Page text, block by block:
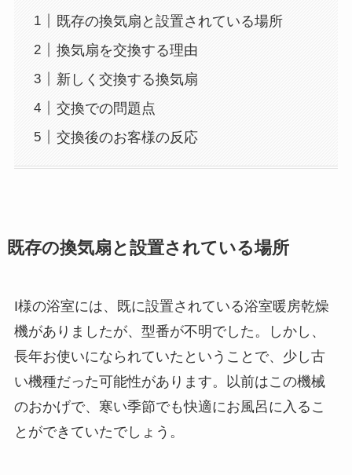
既存の換気扇と設置されている場所
換気扇を交換する理由
新しく交換する換気扇
交換での問題点
交換後のお客様の反応
既存の換気扇と設置されている場所
I様の浴室には、既に設置されている浴室暖房乾燥
機がありましたが、型番が不明でした。しかし、
長年お使いになられていたということで、少し古
い機種だった可能性があります。以前はこの機械
のおかげで、寒い季節でも快適にお風呂に入るこ
とができていたでしょう。